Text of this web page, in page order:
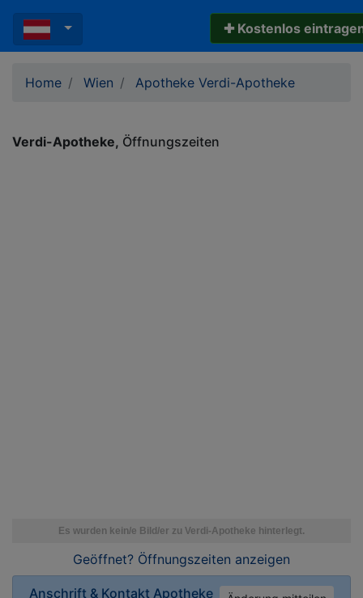
✚ Kostenlos
Home Wien Apotheke Verdi-Apotheke
Verdi-Apotheke Öffnungszeiten
Geöffnet? Öffnungszeiten anzeigen
Anschrift & Kontakt Apotheke